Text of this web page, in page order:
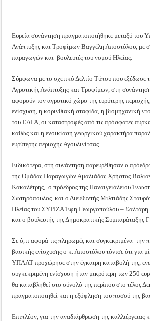
Ευρεία συνάντηση πραγματοποιήθηκε μεταξύ του
Ανάπτυξης και Τροφίμων Βαγγέλη Αποστόλου, με
παραγωγών και βουλευτές του νομού Ηλείας.
Σύμφωνα με το σχετικό Δελτίο Τύπου που εξέδωσε
Αγροτικής Ανάπτυξης και Τροφίμων, στη
αφορούν τον αγροτικό χώρο της ευρύτερης
ενίσχυση, η κορινθιακή σταφίδα, η βιομηχανική
του ΕΛΓΑ, οι καταστροφές από τις πρόσφατες
καθώς και η ενοικίαση γεωργικού χαρακτήρα
ευρύτερης περιοχής Αγουλινίτσας.
Ειδικότερα, στη συνάντηση παρευρέθησαν ο
της Ομάδας Παραγωγών Αμαλιάδας Χρήστος
Κακαλέτρης, ο πρόεδρος της Παναιγειάλειου
Σωτηρόπουλος και ο Διευθυντής Μιλτιάδης
Ηλείας του ΣΥΡΙΖΑ Έφη Γεωργοπούλου –
και ο βουλευτής της Δημοκρατικής Συμπαράταξης
Σε ό,τι αφορά τις πληρωμές και συγκεκριμένα την
βασικής ενίσχυσης ο κ. Αποστόλου τόνισε ότι για
ΥΠΑΑΤ προχώρησε στην έγκαιρη καταβολή της,
συγκεκριμένη ενίσχυση ήταν μικρότερη των 250
θα καταβληθεί στο σύνολό της περίπου στο τέλος
πραγματοποιηθεί και η εξόφληση του ποσού της
Επιπλέον, για την αναδιάρθρωση της καλλιέργειας